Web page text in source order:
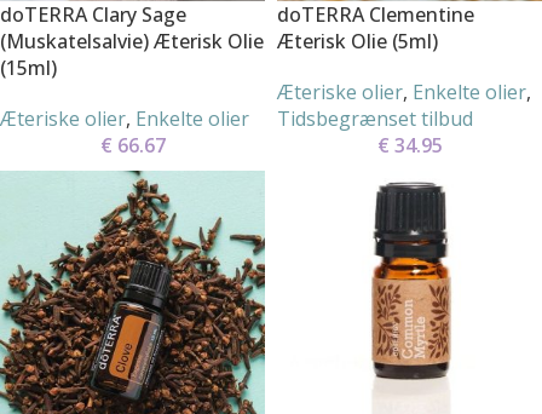
doTERRA Clary Sage
(Muskatelsalvie) Æterisk Olie
(15ml)
Æteriske olier, Enkelte olier
€ 66.67
doTERRA Clementine
Æterisk Olie (5ml)
Æteriske olier, Enkelte olier,
Tidsbegrænset tilbud
€ 34.95